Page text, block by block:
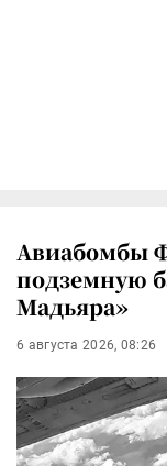
Авиабомбы
подземную
Мадьяра»
6 августа 2026, 08:26